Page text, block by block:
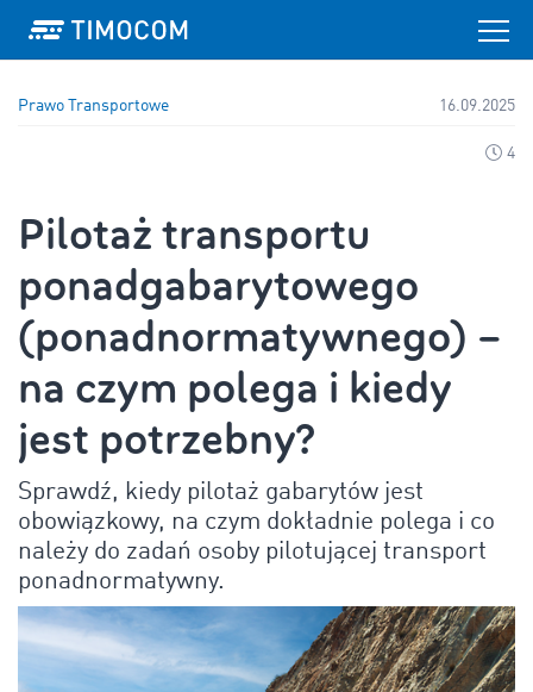
Prawo Transportowe 16.09.2025
4
Pilotaż transportu
ponadgabarytowego
(ponadnormatywnego) –
na czym polega i kiedy
jest potrzebny?
Sprawdź, kiedy pilotaż gabarytów jest
obowiązkowy, na czym dokładnie polega i co
należy do zadań osoby pilotującej transport
ponadnormatywny.